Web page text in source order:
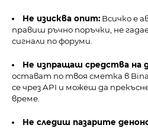
Не изисква опит: Всичко е
правиш ръчно поръчки, не
сигнали по форуми.
Не изпращаш средства на
остават по твоя сметка в
се чрез API и можеш да
време.
Не следиш пазарите